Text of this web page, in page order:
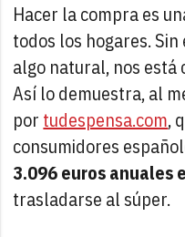
Hacer la compra es
todos los hogares.
algo natural, nos está
Así lo demuestra, al
por tudespensa.com,
consumidores
3.096 euros anuales
trasladarse al súper.